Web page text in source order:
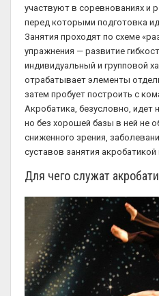
участвуют в соревнованиях и
перед которыми подготовка
Занятия проходят по схеме
упражнения — развитие
индивидуальный и групповой
отрабатывает элементы
затем пробует построить с
Акробатика, безусловно, идет
но без хорошей базы в ней не
сниженного зрения,
суставов занятия
Для чего служат